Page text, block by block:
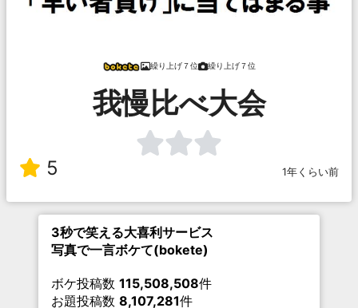
繰り上げ７位 繰り上げ７位
我慢比べ大会
5 1年くらい前
3秒で笑える大喜利サービス
写真で一言ボケて(bokete)
ボケ投稿数 115,508,508件
お題投稿数 8,107,281件